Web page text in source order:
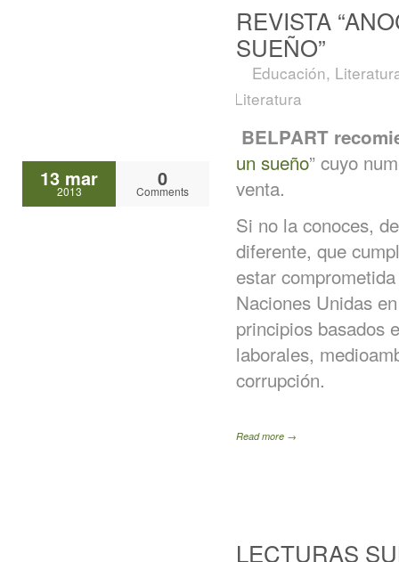
13 mar
2013
0
Comments
REVISTA
SUEÑO”
Educación,
Literatura
BELPART
un sueño” cuyo
venta.
Si no la conoces,
diferente, que
estar
Naciones Unidas
principios basados
laborales,
corrupción.
Read more →
LECTURAS